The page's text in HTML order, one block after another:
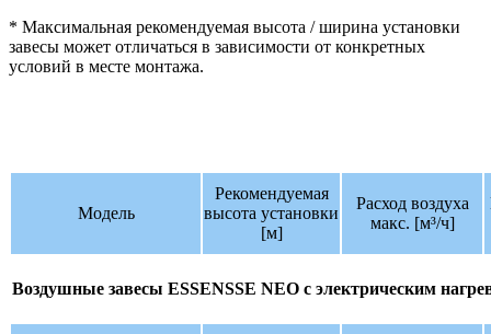
* Максимальная рекомендуемая высота / ширина установки
завесы может отличаться в зависимости от конкретных
условий в месте монтажа.
Модель
Рекомендуемая
высота установки
[м]
Расход воздуха
макс. [м³/ч]
Воздушные завесы ESSENSSE NEO с электрическим